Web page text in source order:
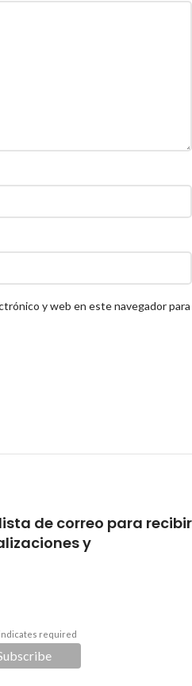
y web en este navegador para
de correo para recibir
y
required